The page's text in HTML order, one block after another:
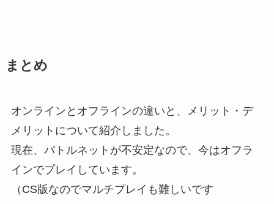
まとめ
オンラインとオフラインの違いと、メリット・デ
メリットについて紹介しました。
現在、バトルネットが不安定なので、今はオフラ
インでプレイしています。
（CS版なのでマルチプレイも難しいです